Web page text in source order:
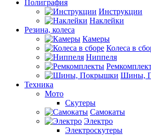
Полиграфия
Инструкции
Наклейки
Резина, колеса
Камеры
Колеса в
Ниппеля
Шины,
Техника
Мото
Скутеры
Самокаты
Электро
Электроскутеры